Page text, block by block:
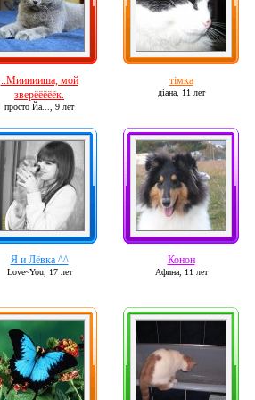
..Миииииша, мой
зверёёёёёк.
просто Йа..., 9 лет
тімка
діана, 11 лет
Я и Лёвка ^^
Love~You, 17 лет
Конон
Афина, 11 лет